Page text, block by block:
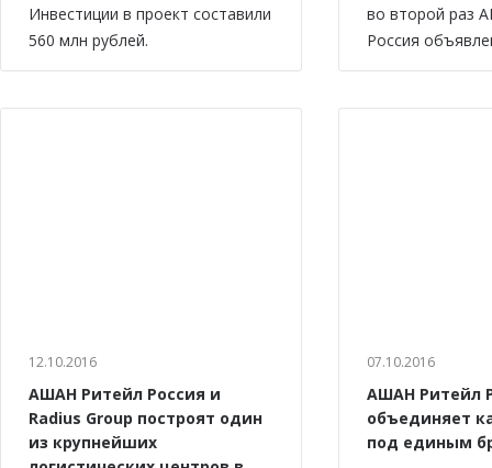
Инвестиции в проект составили
560 млн рублей.
во второй раз
Россия
12.10.2016
АШАН Ритейл Россия и
Radius Group построят один
из крупнейших
07.10.2016
АШАН Ритейл
объединяет
под единым